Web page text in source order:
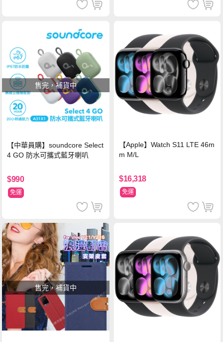
售完，補貨中
【中華員購】soundcore Select
4 GO 防水可攜式藍牙喇叭
$990
免運
【Apple】Watch S11 LTE 46m
m M/L
$16,318
免運
售完，補貨中